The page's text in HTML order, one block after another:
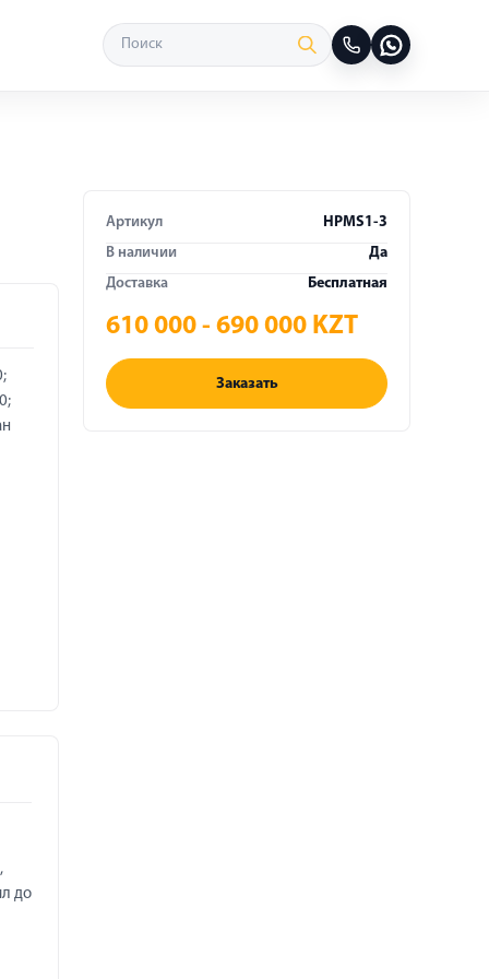
до
Артикул
HPMS1-3
В наличии
Да
Доставка
Бесплатная
610 000 - 690 000 KZT
Заказать